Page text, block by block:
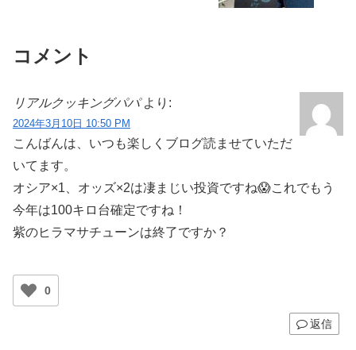
コメント
リアルクッキングパパ より:
2024年3月10日 10:50 PM
こんばんは、いつも楽しくブログ読ませていただ
いてます。
オシア×1、オッズ×2は凄まじい投資ですね😱これでもう
今年は100キロ台確定ですね！
紫のヒラマサチューンは終了ですか？
0
返信